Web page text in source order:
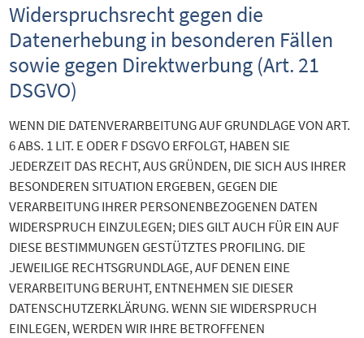
Widerspruchsrecht gegen die
Datenerhebung in besonderen Fällen
sowie gegen Direktwerbung (Art. 21
DSGVO)
WENN DIE DATENVERARBEITUNG AUF GRUNDLAGE VON ART.
6 ABS. 1 LIT. E ODER F DSGVO ERFOLGT, HABEN SIE
JEDERZEIT DAS RECHT, AUS GRÜNDEN, DIE SICH AUS IHRER
BESONDEREN SITUATION ERGEBEN, GEGEN DIE
VERARBEITUNG IHRER PERSONENBEZOGENEN DATEN
WIDERSPRUCH EINZULEGEN; DIES GILT AUCH FÜR EIN AUF
DIESE BESTIMMUNGEN GESTÜTZTES PROFILING. DIE
JEWEILIGE RECHTSGRUNDLAGE, AUF DENEN EINE
VERARBEITUNG BERUHT, ENTNEHMEN SIE DIESER
DATENSCHUTZERKLÄRUNG. WENN SIE WIDERSPRUCH
EINLEGEN, WERDEN WIR IHRE BETROFFENEN